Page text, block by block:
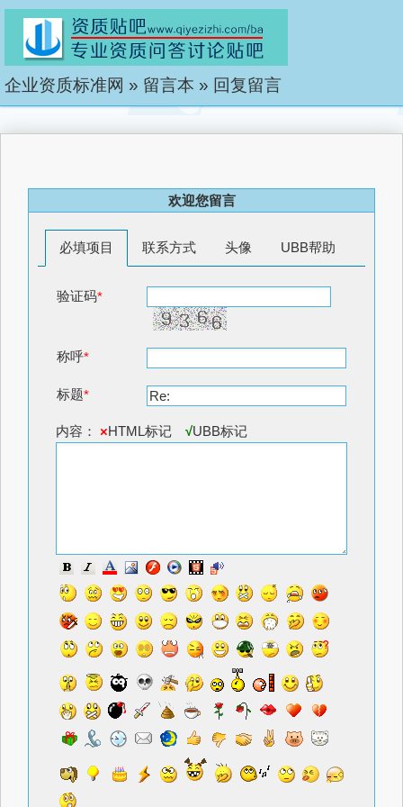
企业资质标准网 » 留言本 » 回复留言
欢迎您留言
必填项目 联系方式 头像 UBB帮助
验证码*
称呼*
标题*
内容： ×HTML标记 √UBB标记